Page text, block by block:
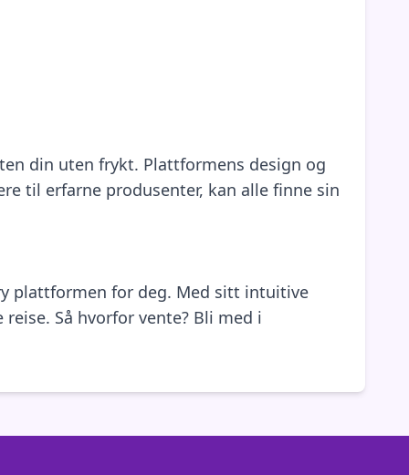
din uten frykt. Plattformens design og
til erfarne produsenter, kan alle finne sin
plattformen for deg. Med sitt intuitive
Så hvorfor vente? Bli med i